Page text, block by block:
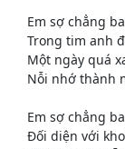
Em sợ chẳng
Trong tim anh
Một ngày quá
Nỗi nhớ thành
Em sợ chẳng
Đối diện với